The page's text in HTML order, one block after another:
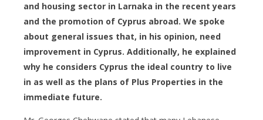
and housing sector in Larnaka in the recent years
and the promotion of Cyprus abroad. We spoke
about general issues that, in his opinion, need
improvement in Cyprus. Additionally, he explained
why he considers Cyprus the ideal country to live
in as well as the plans of Plus Properties in the
immediate future.